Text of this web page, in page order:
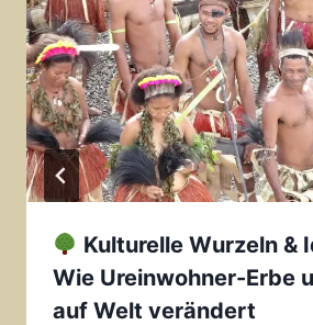
Kulturelle Wurzeln &
Wie Ureinwohner-Erbe
auf Welt verändert